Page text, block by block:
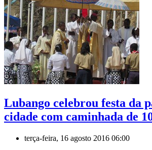
Lubango celebrou festa da
cidade com caminhada de
terça-feira, 16 agosto 2016 06:00